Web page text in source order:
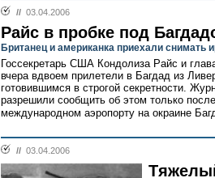
// 03.04.2006
Райс в пробке под
Британец и американка приехали снимать
Госсекретарь США Кондолиза Райс и
вчера вдвоем прилетели в Багдад из
готовившимся в строгой секретности.
разрешили сообщить об этом только
международном аэропорту на окраине
// 03.04.2006